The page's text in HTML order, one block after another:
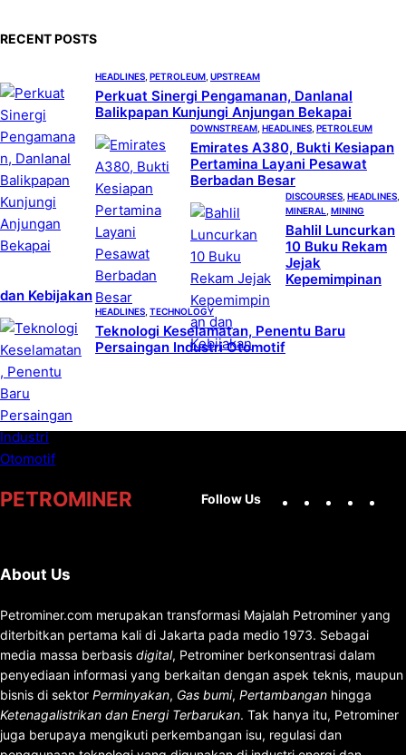
RECENT POSTS
HEADLINES PETROLEUM UPSTREAM
Perkuat Sinergi Pengamanan, Danlanal
Balikpapan Kunjungi Anjungan Bekapai
DOWNSTREAM HEADLINES PETROLEUM
Emirates A380, Bukti Kesiapan
Pertamina Layani Pesawat
Berbadan Besar
DISCOURSES HEADLINES
MINERAL
MINING
Bahlil Luncurkan
10 Buku Rekam
Jejak
Kepemimpinan
dan Kebijakan
HEADLINES TECHNOLOGY
Teknologi Keselamatan, Penentu Baru
Persaingan Industri Otomotif
PETROMINER Follow Us
About Us
Petrominer.com merupakan transformasi Majalah Petrominer yang
diterbitkan pertama kali di Jakarta pada medio 1973. Sebagai
media massa berbasis digital, Petrominer berkonsentrasi dalam
penyediaan informasi yang berkaitan dengan aspek teknis, maupun
bisnis di sektor Perminyakan, Gas bumi, Pertambangan hingga
Ketenagalistrikan dan Energi Terbarukan. Tak hanya itu, Petrominer
juga berupaya mengikuti perkembangan isu, regulasi dan